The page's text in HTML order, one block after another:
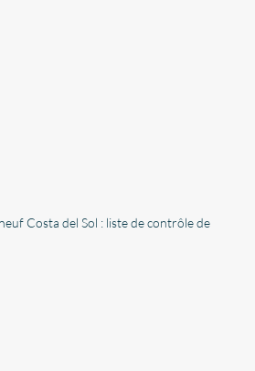
Costa del Sol : liste de contrôle de